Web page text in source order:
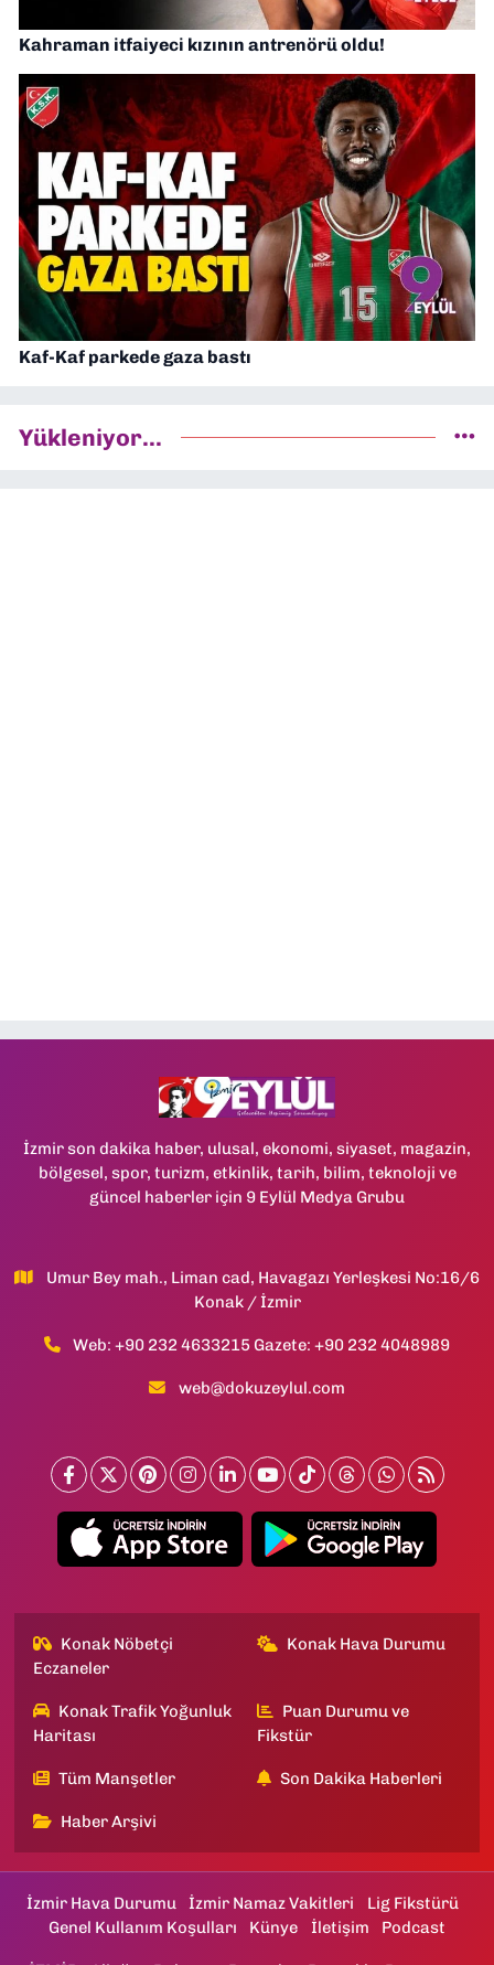
Kahraman itfaiyeci kızının antrenörü oldu!
Kaf-Kaf parkede gaza bastı
Yükleniyor...
İzmir son dakika haber, ulusal, ekonomi, siyaset, magazin,
bölgesel, spor, turizm, etkinlik, tarih, bilim, teknoloji ve
güncel haberler için 9 Eylül Medya Grubu
Umur Bey mah., Liman cad, Havagazı Yerleşkesi No:16/6
Konak / İzmir
Web: +90 232 4633215 Gazete: +90 232 4048989
web@dokuzeylul.com
Konak Nöbetçi
Eczaneler
Konak Hava Durumu
Konak Trafik Yoğunluk
Haritası
Puan Durumu ve
Fikstür
Tüm Manşetler Son Dakika Haberleri
Haber Arşivi
İzmir Hava Durumu İzmir Namaz Vakitleri
Lig Fikstürü
Genel Kullanım Koşulları
Künye İletişim Podcast